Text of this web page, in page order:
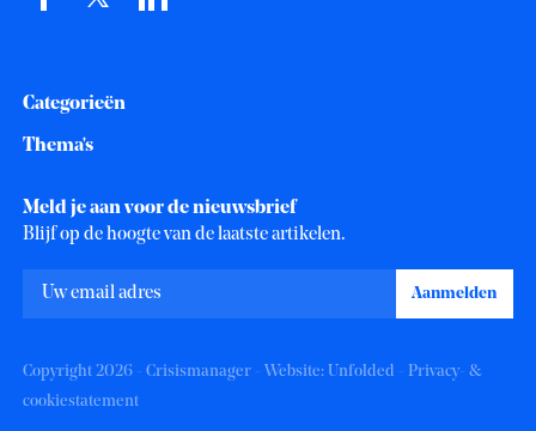
Categorieën
Thema's
Meld je aan voor de nieuwsbrief
Blijf op de hoogte van de laatste artikelen.
Copyright 2026 - Crisismanager - Website:Unfolded - Privacy- &
cookiestatement